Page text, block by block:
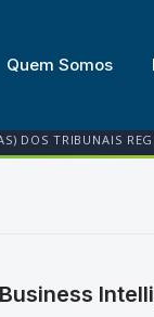
Quem Somos
DOS TRIBUNAIS